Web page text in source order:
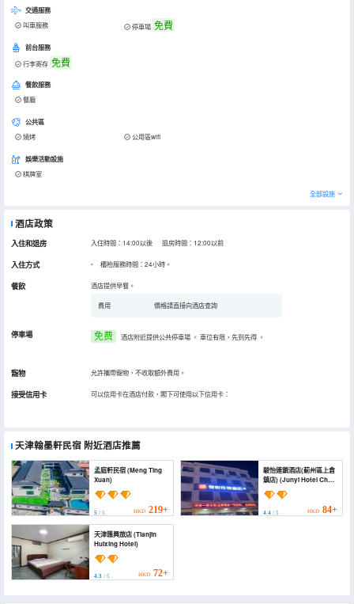
交通服務
叫車服務 停車場 免費
前台服務
行李寄存 免費
餐飲服務
餐廳
公共區
燒烤 公用區wifi
娛樂活動設施
棋牌室
全部設施
酒店政策
入住和退房 入住時間：14:00以後 退房時間：12:00以前
入住方式 櫃枱服務時間：24小時。
餐飲 酒店提供早餐。
費用 價格請直接向酒店查詢
停車場 免费 酒店附近提供公共停車場 。 車位有限，先到先得 。
寵物 允許攜帶寵物，不收取額外費用。
接受信用卡 可以信用卡在酒店付款，閣下可使用以下信用卡：
天津翰墨軒民宿 附近酒店推薦
孟庭軒民宿 (Meng Ting
Xuan)
5 / 5 HKD 219+
駿怡連鎖酒店(薊州區上倉
鎮店) (Junyi Hotel Chain
(Jizhou District
Shangcang Town
4.4/ 5 HKD 84+
天津匯興旅店 (Tianjin
Huixing Hotel)
4.3 / 5 HKD 72+